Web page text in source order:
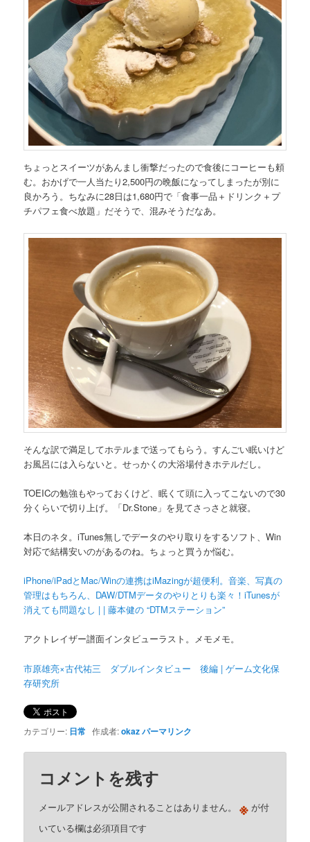
ちょっとスイーツがあんまし衝撃だったので食後にコーヒーも頼
む。おかげで一人当たり2,500円の晩飯になってしまったが別に
良かろう。ちなみに28日は1,680円で「食事一品＋ドリンク＋プ
チパフェ食べ放題」だそうで、混みそうだなあ。
そんな訳で満足してホテルまで送ってもらう。すんごい眠いけど
お風呂には入らないと。せっかくの大浴場付きホテルだし。
TOEICの勉強もやっておくけど、眠くて頭に入ってこないので30
分くらいで切り上げ。「Dr.Stone」を見てさっさと就寝。
本日のネタ。iTunes無しでデータのやり取りをするソフト、Win
対応で結構安いのがあるのね。ちょっと買うか悩む。
iPhone/iPadとMac/Winの連携はiMazingが超便利。音楽、写真の
管理はもちろん、DAW/DTMデータのやりとりも楽々！iTunesが
消えても問題なし | | 藤本健の “DTMステーション”
アクトレイザー譜面インタビューラスト。メモメモ。
市原雄亮×古代祐三 ダブルインタビュー 後編 | ゲーム文化保
存研究所
カテゴリー: 日常 作成者:okazパーマリンク
コメントを残す
メールアドレスが公開されることはありません。 ※ が付
いている欄は必須項目です